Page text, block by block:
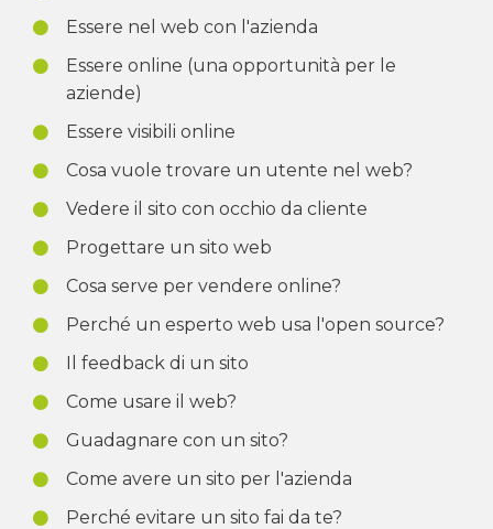
Essere nel web con l'azienda
Essere online (una opportunità per le
aziende)
Essere visibili online
Cosa vuole trovare un utente nel web?
Vedere il sito con occhio da cliente
Progettare un sito web
Cosa serve per vendere online?
Perché un esperto web usa l'open source?
Il feedback di un sito
Come usare il web?
Guadagnare con un sito?
Come avere un sito per l'azienda
Perché evitare un sito fai da te?